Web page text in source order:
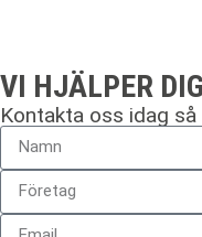
VI HJÄLPER
Kontakta oss idag